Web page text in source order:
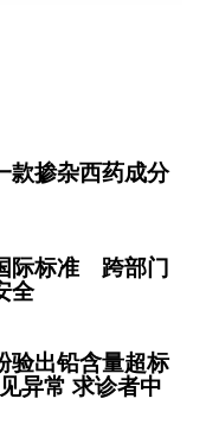
款掺杂西药成分
际标准 跨部门
全
验出铅含量超标
异常 求诊者中